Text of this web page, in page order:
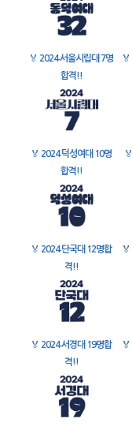
🏅 2024 서울시립대 7명
합격!!
🏅
🏅 2024 덕성여대 10명
합격!!
🏅
🏅 2024 단국대 12명합
격!!
🏅
🏅 2024 서경대 19명합
격!!
🏅